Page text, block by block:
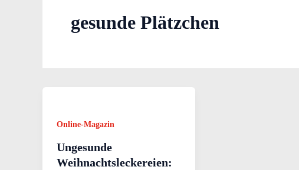
gesunde Plätzchen
Online-Magazin
Ungesunde
Weihnachtsleckereien: